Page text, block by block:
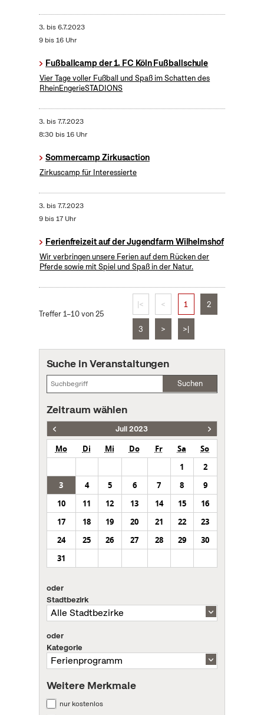
3. bis6.7.2023
9 bis 16 Uhr
Fußballcamp der 1. FC Köln Fußballschule
Vier Tage voller Fußball und Spaß im Schatten des
RheinEngerieSTADIONS
3. bis7.7.2023
8:30 bis 16 Uhr
Sommercamp Zirkusaction
Zirkuscamp für Interessierte
3. bis7.7.2023
9 bis 17 Uhr
Ferienfreizeit auf der Jugendfarm Wilhelmshof
Wir verbringen unsere Ferien auf dem Rücken der
Pferde sowie mit Spiel und Spaß in der Natur.
Treffer 1–10 von 25
|< < 1 2
3 > >|
Suche in Veranstaltungen
Suchen
Zeitraum wählen
Juli 2023
Mo Di Mi Do Fr Sa
So
1
2
3
4 5 6 7 8
9
10
11 12 13 14 15
16
17
18 19 20 21 22
23
24
25 26 27 28 29
30
31
oder
Stadtbezirk
oder
Kategorie
Weitere Merkmale
nur kostenlos